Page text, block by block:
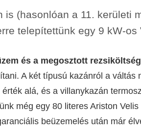
is (hasonlóan a 11. kerületi
telepítettünk egy 9 kW-
és a megosztott
A két típusú kazánról a
alá, és a villanykazán
még egy 80 literes Ariston
beüzemelés után már